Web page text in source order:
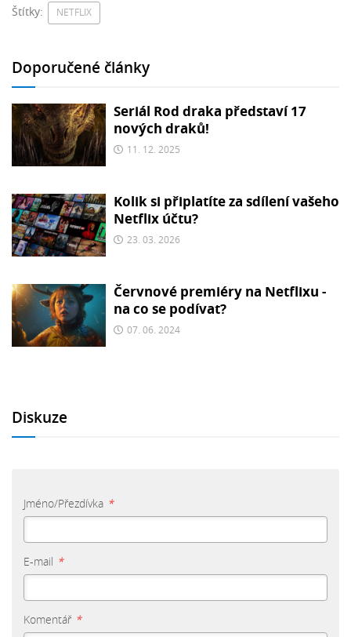
Štítky: NETFLIX
Doporučené články
Seriál Rod draka představí 17
nových draků!
11. 12. 2025
Kolik si připlatíte za sdílení vašeho
Netflix účtu?
23. 03. 2026
Červnové premiéry na Netflixu -
na co se podívat?
07. 06. 2024
Diskuze
Jméno/Přezdívka *
E-mail *
Komentář *